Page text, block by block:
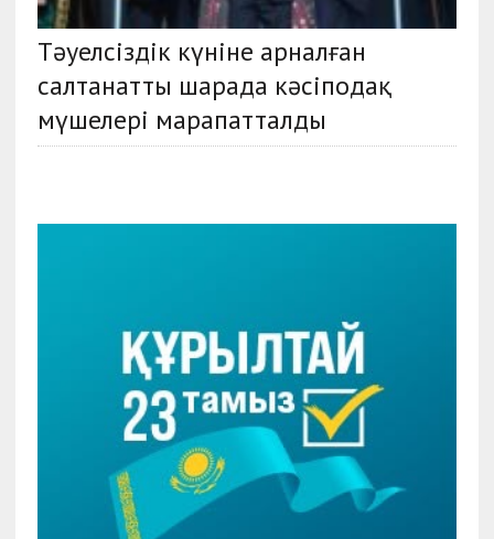
Тәуелсіздік күніне арналған
салтанатты шарада кәсіподақ
мүшелері марапатталды